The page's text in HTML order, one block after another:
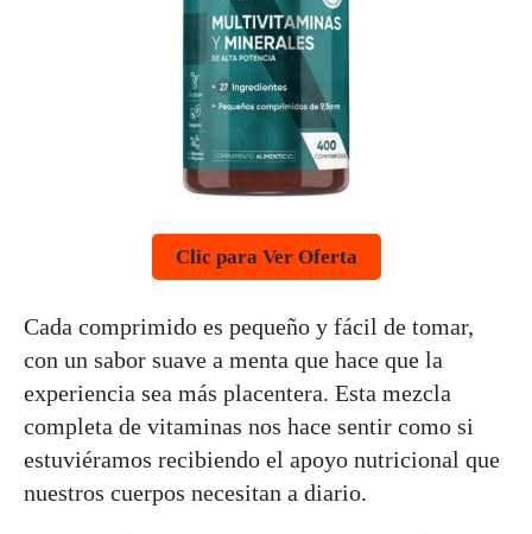
Clic para Ver Oferta
Cada comprimido es pequeño y fácil de tomar,
con un sabor suave a menta que hace que la
experiencia sea más placentera. Esta mezcla
completa de vitaminas nos hace sentir como si
estuviéramos recibiendo el apoyo nutricional que
nuestros cuerpos necesitan a diario.